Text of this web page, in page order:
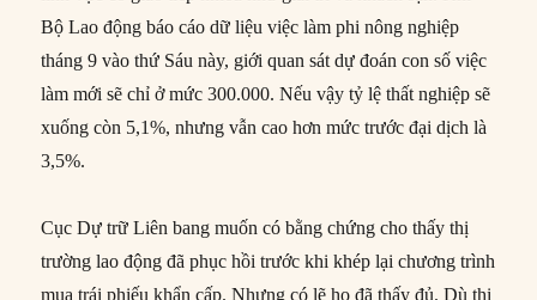
Bộ Lao động báo cáo dữ liệu việc làm phi nông nghiệp
tháng 9 vào thứ Sáu này, giới quan sát dự đoán con số việc
làm mới sẽ chỉ ở mức 300.000. Nếu vậy tỷ lệ thất nghiệp sẽ
xuống còn 5,1%, nhưng vẫn cao hơn mức trước đại dịch là
3,5%.
Cục Dự trữ Liên bang muốn có bằng chứng cho thấy thị
trường lao động đã phục hồi trước khi khép lại chương trình
mua trái phiếu khẩn cấp. Nhưng có lẽ họ đã thấy đủ. Dù thị